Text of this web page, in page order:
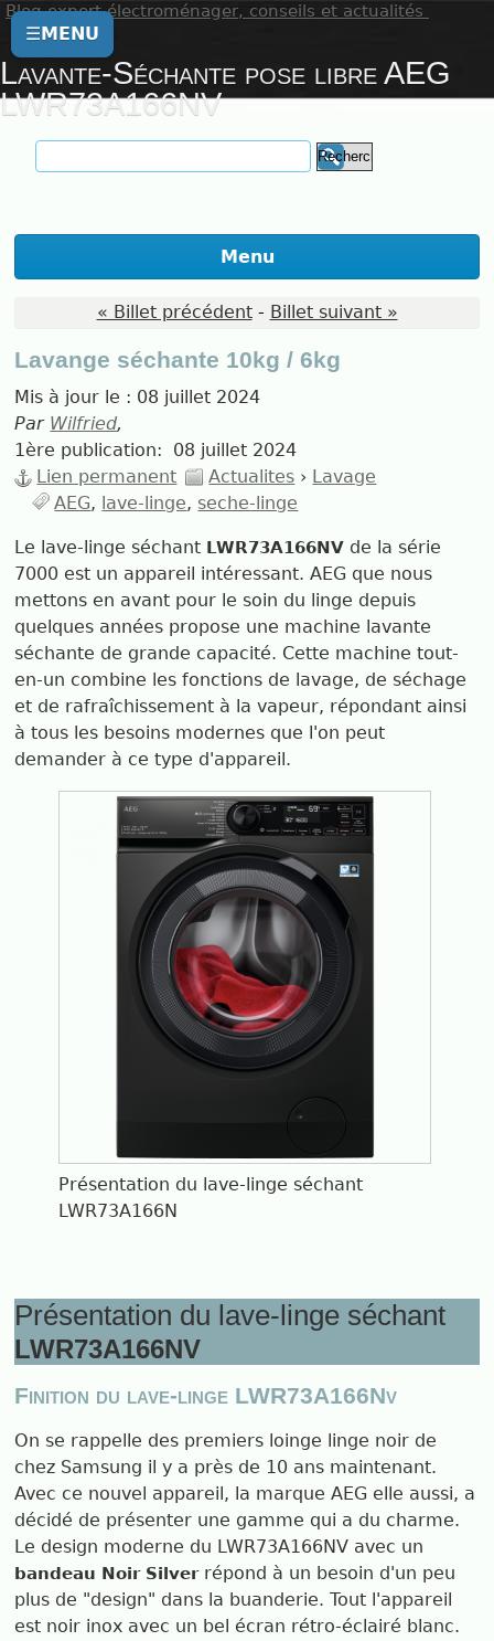
Blog expert électroménager, conseils et actualités
Lavante-Séchante pose libre AEG
LWR73A166NV
☰MENU
Menu
« Billet précédent - Billet suivant »
Lavange séchante 10kg / 6kg
Mis à jour le : 08 juillet 2024
Par Wilfried,
1ère publication: 08 juillet 2024
Lien permanent
Actualites › Lavage
AEG
lave-linge seche-linge
Le lave-linge séchant LWR73A166NV de la série
7000 est un appareil intéressant. AEG que nous
mettons en avant pour le soin du linge depuis
quelques années propose une machine lavante
séchante de grande capacité. Cette machine tout-
en-un combine les fonctions de lavage, de séchage
et de rafraîchissement à la vapeur, répondant ainsi
à tous les besoins modernes que l'on peut
demander à ce type d'appareil.
Présentation du lave-linge séchant
LWR73A166N
Présentation du lave-linge séchant
LWR73A166NV
Finition du lave-linge LWR73A166Nv
On se rappelle des premiers loinge linge noir de
chez Samsung il y a près de 10 ans maintenant.
Avec ce nouvel appareil, la marque AEG elle aussi, a
décidé de présenter une gamme qui a du charme.
Le design moderne du LWR73A166NV avec un
bandeau Noir Silverrépond à un besoin d'un peu
plus de "design" dans la buanderie. Tout l'appareil
est noir inox avec un bel écran rétro-éclairé blanc.